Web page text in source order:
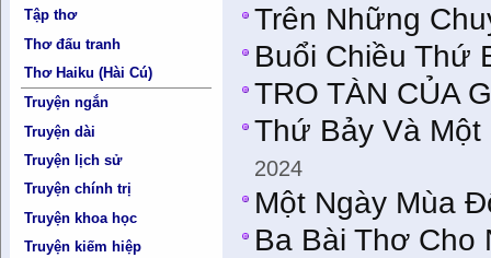
Tập thơ
Thơ đấu tranh
Thơ Haiku (Hài Cú)
Truyện ngắn
Truyện dài
Truyện lịch sử
Truyện chính trị
Truyện khoa học
Truyện kiếm hiệp
Trên Những
Buổi Chiều Thứ
TRO TÀN CỦA
Thứ Bảy Và
2024
Một Ngày Mùa
Ba Bài Thơ Cho